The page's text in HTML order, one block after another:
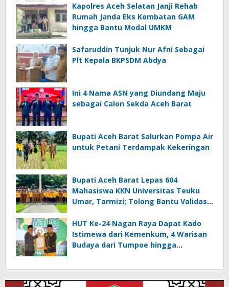
Kapolres Aceh Selatan Janji Rehab
Rumah Janda Eks Kombatan GAM
hingga Bantu Modal UMKM
Safaruddin Tunjuk Nur Afni Sebagai
Plt Kepala BKPSDM Abdya
Ini 4 Nama ASN yang Diundang Maju
sebagai Calon Sekda Aceh Barat
Bupati Aceh Barat Salurkan Pompa Air
untuk Petani Terdampak Kekeringan
Bupati Aceh Barat Lepas 604
Mahasiswa KKN Universitas Teuku
Umar, Tarmizi; Tolong Bantu Validasi
HUT Ke-24 Nagan Raya Dapat Kado
Istimewa dari Kemenkum, 4 Warisan
Budaya dari Tumpoe hingga